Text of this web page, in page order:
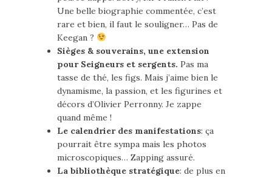
Une belle biographie commentée, c’est
rare et bien, il faut le souligner… Pas de
Keegan ?
Sièges & souverains, une extension
pour Seigneurs et sergents. Pas ma
tasse de thé, les figs. Mais j’aime bien le
dynamisme, la passion, et les figurines et
décors d’Olivier Perronny. Je zappe
quand même !
Le calendrier des manifestations: ça
pourrait être sympa mais les photos
microscopiques… Zapping assuré.
La bibliothèque stratégique: de plus en